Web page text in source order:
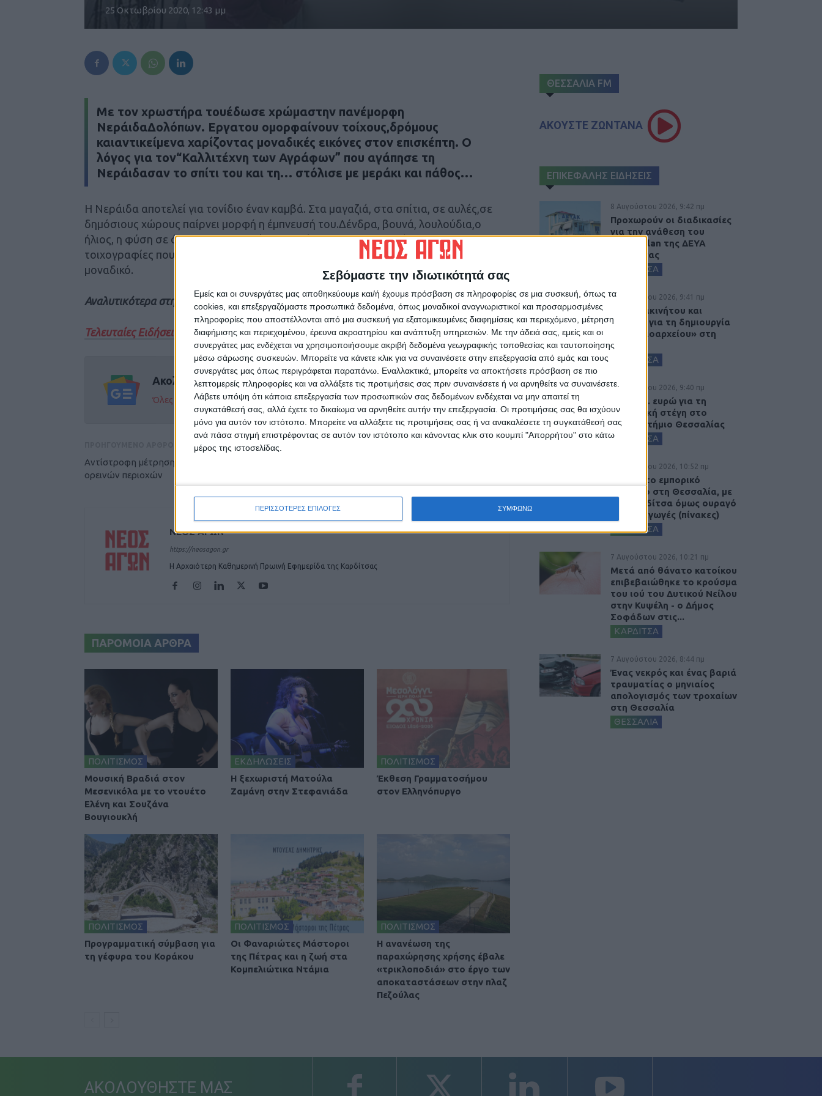
Σεβόμαστε την ιδιωτικότητά σας
Εμείς και οι συνεργάτες μας αποθηκεύουμε και/ή έχουμε πρόσβαση σε πληροφορίες σε μια συσκευή, όπως τα
cookies, και επεξεργαζόμαστε προσωπικά δεδομένα, όπως μοναδικοί αναγνωριστικοί και προσαρμοσμένες
πληροφορίες που αποστέλλονται από μια συσκευή για εξατομικευμένες διαφημίσεις και περιεχόμενο, μέτρηση
διαφήμισης και περιεχομένου, έρευνα ακροατηρίου και ανάπτυξη υπηρεσιών. Με την άδειά σας, εμείς και οι
συνεργάτες μας ενδέχεται να χρησιμοποιήσουμε ακριβή δεδομένα γεωγραφικής τοποθεσίας και ταυτοποίησης
μέσω σάρωσης συσκευών. Μπορείτε να κάνετε κλικ για να συναινέσετε στην επεξεργασία από εμάς και τους
συνεργάτες μας όπως περιγράφεται παραπάνω. Εναλλακτικά, μπορείτε να αποκτήσετε πρόσβαση σε πιο
λεπτομερείς πληροφορίες και να αλλάξετε τις προτιμήσεις σας πριν συναινέσετε ή να αρνηθείτε να συναινέσετε.
Λάβετε υπόψη ότι κάποια επεξεργασία των προσωπικών σας δεδομένων ενδέχεται να μην απαιτεί τη
συγκατάθεσή σας, αλλά έχετε το δικαίωμα να αρνηθείτε αυτήν την επεξεργασία. Οι προτιμήσεις σας θα ισχύουν
μόνο για αυτόν τον ιστότοπο. Μπορείτε να αλλάξετε τις προτιμήσεις σας ή να ανακαλέσετε τη συγκατάθεσή σας
ανά πάσα στιγμή επιστρέφοντας σε αυτόν τον ιστότοπο και κάνοντας κλικ στο κουμπί "Απορρήτου" στο κάτω
μέρος της ιστοσελίδας.
ΠΕΡΙΣΣΟΤΕΡΕΣ ΕΠΙΛΟΓΕΣ ΣΥΜΦΩΝΩ
25 Οκτωβρίου 2020, 12:43 μμ
Με τον χρωστήρα τουέδωσε χρώμαστην πανέμορφη
ΝεράιδαΔολόπων. Εργατου ομορφαίνουν τοίχους,δρόμους
καιαντικείμενα χαρίζοντας μοναδικές εικόνες στον επισκέπτη. Ο
λόγος για τον“Καλλιτέχνη των Αγράφων” που αγάπησε τη
Νεράιδασαν το σπίτι του και τη… στόλισε με μεράκι και πάθος…
Η Νεράιδα αποτελεί για τονίδιο έναν καμβά. Στα μαγαζιά, στα σπίτια, σε αυλές,σε
δημόσιους χώρους παίρνει μορφή η έμπνευσή του.Δένδρα, βουνά, λουλούδια,ο
ήλιος, η φύση σε όλο τηςτο μεγαλείο ξεδιπλώνεταιστις 40 τουλάχιστον
τοιχογραφίες που βρίσκονται διάσπαρτες στη Νεράιδακαι της προσδίσουν κάτι
μοναδικό.
Αναλυτικότερα στην έντυπη έκδοση του «Νέου Αγώνα»
Τελευταίες Ειδήσεις Σήμερα
Ακολούθησε την εφημερίδα ΝΕΟΣ ΑΓΩΝ στο Google News!
Όλες οι εξελίξεις στην περιοχή της Καρδίτσας και ευρύτερα της Θεσσαλίας
Αντίστροφη μέτρηση για το επίδομα των
ορεινών περιοχών
ΝΕΟΣ ΑΓΩΝ
https://neosagon.gr
Η Αρχαιότερη Καθημερινή Πρωινή Εφημερίδα της Καρδίτσας
ΠΑΡΟΜΟΙΑ ΑΡΘΡΑ
ΠΟΛΙΤΙΣΜΟΣ
Μουσική Βραδιά στον
Μεσενικόλα με το ντουέτο
Ελένη και Σουζάνα
Βουγιουκλή
ΕΚΔΗΛΩΣΕΙΣ
Η ξεχωριστή Ματούλα
Ζαμάνη στην Στεφανιάδα
ΠΟΛΙΤΙΣΜΟΣ
Έκθεση Γραμματοσήμου
στον Ελληνόπυργο
ΠΟΛΙΤΙΣΜΟΣ
Προγραμματική σύμβαση για
τη γέφυρα του Κοράκου
ΠΟΛΙΤΙΣΜΟΣ
Οι Φαναριώτες Μάστοροι
της Πέτρας και η ζωή στα
Κομπελιώτικα Ντάμια
ΠΟΛΙΤΙΣΜΟΣ
Η ανανέωση της
παραχώρησης χρήσης έβαλε
«τρικλοποδιά» στο έργο των
αποκαταστάσεων στην πλαζ
Πεζούλας
ΘΕΣΣΑΛΙΑ FM
ΑΚΟΥΣΤΕ ΖΩΝΤΑΝΑ
ΕΠΙΚΕΦΑΛΗΣ ΕΙΔΗΣΕΙΣ
8 Αυγούστου 2026, 9:42 πμ
Προχωρούν οι διαδικασίες
για την ανάθεση του
masterplan της ΔΕΥΑ
Καρδίτσας
ΚΑΡΔΙΤΣΑ
8 Αυγούστου 2026, 9:41 πμ
Δωρεά ακινήτου και
μελέτης για τη δημιουργία
«Κειμηλιοαρχείου» στη
Ρεντίνα
ΚΑΡΔΙΤΣΑ
8 Αυγούστου 2026, 9:40 πμ
2,3 εκατ. ευρώ για τη
φοιτητική στέγη στο
Πανεπιστήμιο Θεσσαλίας
ΚΑΡΔΙΤΣΑ
7 Αυγούστου 2026, 10:52 πμ
Θετικό το εμπορικό
ισοζύγιο στη Θεσσαλία, με
την Καρδίτσα όμως ουραγό
στις εξαγωγές (πίνακες)
ΚΑΡΔΙΤΣΑ
7 Αυγούστου 2026, 10:21 πμ
Μετά από θάνατο κατοίκου
επιβεβαιώθηκε το κρούσμα
του ιού του Δυτικού Νείλου
στην Κυψέλη - ο Δήμος
Σοφάδων στις...
ΚΑΡΔΙΤΣΑ
7 Αυγούστου 2026, 8:44 πμ
Ένας νεκρός και ένας βαριά
τραυματίας ο μηνιαίος
απολογισμός των τροχαίων
στη Θεσσαλία
ΘΕΣΣΑΛΙΑ
ΑΚΟΛΟΥΘΗΣΤΕ ΜΑΣ